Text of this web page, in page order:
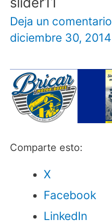
Deja un comentario
diciembre 30, 2014
Comparte esto:
X
Facebook
LinkedIn